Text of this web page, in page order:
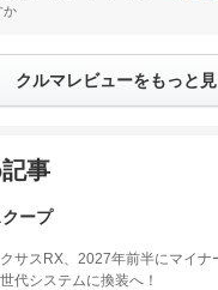
か
クルマレビューをもっと
事
クープ
サスRX、2027年前半にマイナ
代システムに換装へ！